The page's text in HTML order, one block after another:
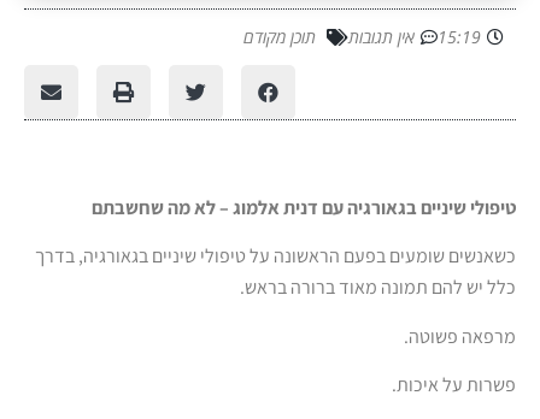
15:19 אין תגובות תוכן מקודם
טיפולי שיניים בגאורגיה עם דנית אלמוג – לא מה שחשבתם
כשאנשים שומעים בפעם הראשונה על טיפולי שיניים בגאורגיה, בדרך
כלל יש להם תמונה מאוד ברורה בראש.
מרפאה פשוטה.
פשרות על איכות.